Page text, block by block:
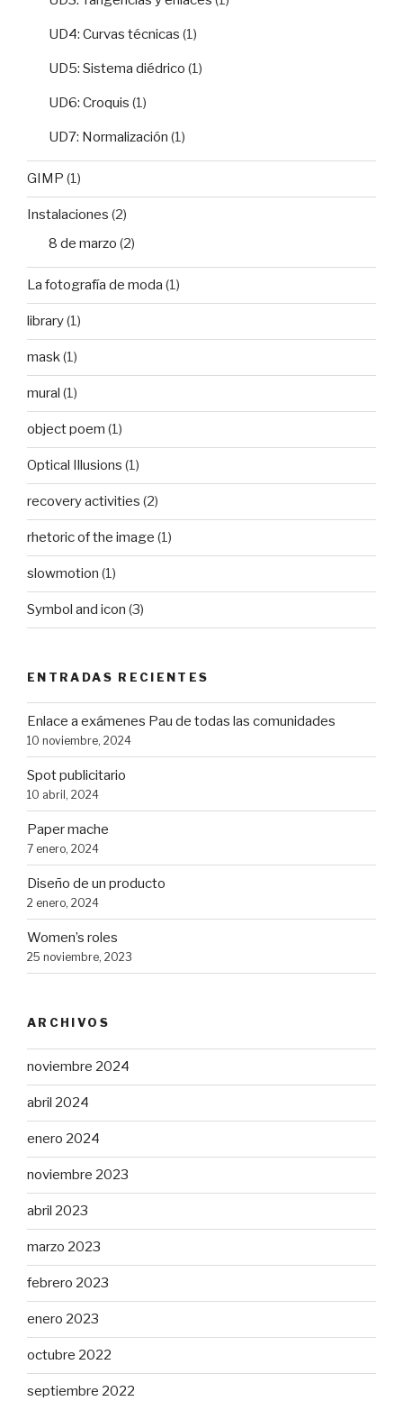
UD4: Curvas técnicas (1)
UD5: Sistema diédrico (1)
UD6: Croquis (1)
UD7: Normalización (1)
GIMP (1)
Instalaciones (2)
8 de marzo (2)
La fotografía de moda (1)
library(1)
mask(1)
mural (1)
object poem (1)
Optical Illusions (1)
recovery activities (2)
rhetoric of the image (1)
slowmotion (1)
Symbol and icon (3)
ENTRADAS RECIENTES
Enlace a exámenes Pau de todas las comunidades
10 noviembre, 2024
Spot publicitario
10 abril, 2024
Paper mache
7 enero, 2024
Diseño de un producto
2 enero, 2024
Women’s roles
25 noviembre, 2023
ARCHIVOS
noviembre 2024
abril 2024
enero 2024
noviembre 2023
abril 2023
marzo 2023
febrero 2023
enero 2023
octubre 2022
septiembre 2022